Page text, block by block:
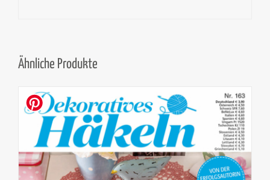
Ähnliche Produkte